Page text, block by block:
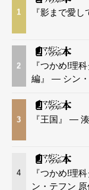
1 『影まで愛
2
『つかめ!理
編』 — シン
3 『王国』 —
4
『つかめ!理
ン・テフン